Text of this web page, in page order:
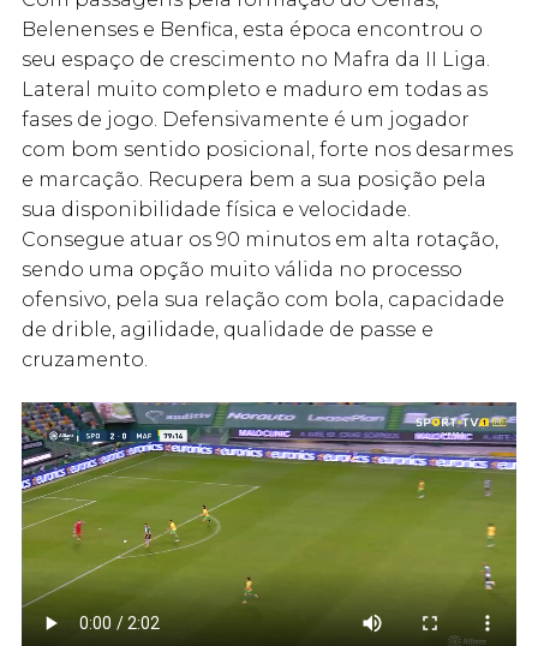
Belenenses e Benfica, esta época encontrou o
seu espaço de crescimento no Mafra da II Liga.
Lateral muito completo e maduro em todas as
fases de jogo. Defensivamente é um jogador
com bom sentido posicional, forte nos desarmes
e marcação. Recupera bem a sua posição pela
sua disponibilidade física e velocidade.
Consegue atuar os 90 minutos em alta rotação,
sendo uma opção muito válida no processo
ofensivo, pela sua relação com bola, capacidade
de drible, agilidade, qualidade de passe e
cruzamento.